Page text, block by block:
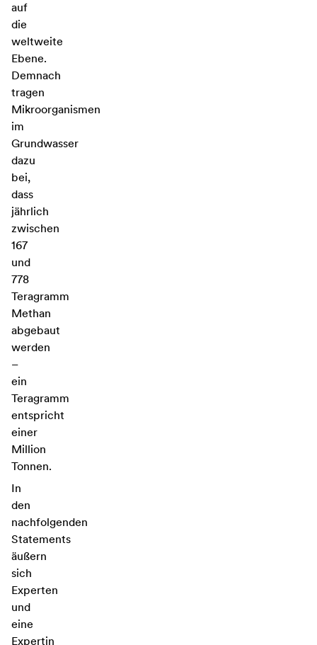
auf
die
weltweite
Ebene.
Demnach
tragen
Mikroorganismen
im
Grundwasser
dazu
bei,
dass
jährlich
zwischen
167
und
778
Teragramm
Methan
abgebaut
werden
–
ein
Teragramm
entspricht
einer
Million
Tonnen.
In
den
nachfolgenden
Statements
äußern
sich
Experten
und
eine
Expertin